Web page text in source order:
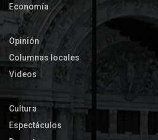
Economía
Opinión
Columnas locales
Videos
Cultura
Espectáculos